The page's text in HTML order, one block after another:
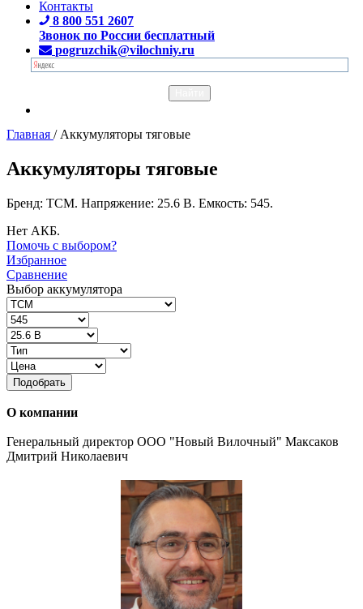
Контакты
8 800 551 2607
Звонок по России бесплатный
pogruzchik@vilochniy.ru
Главная / Аккумуляторы тяговые
Аккумуляторы тяговые
Бренд: TCM. Напряжение: 25.6 В. Емкость: 545.
Нет АКБ.
Помочь с выбором?
Избранное
Сравнение
Выбор аккумулятора
Подобрать
О компании
Генеральный директор ООО "Новый Вилочный" Максаков
Дмитрий Николаевич